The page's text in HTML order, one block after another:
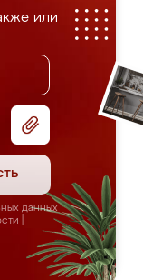
или
данных